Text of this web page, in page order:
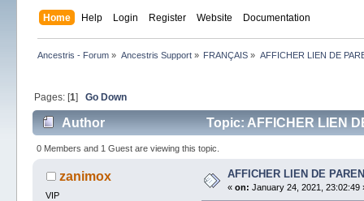
Home Help Login Register Website Documentation
Ancestris - Forum » Ancestris Support» FRANÇAIS » AFFICHER LIEN DE
Pages: [1] Go Down
Author Topic: AFFICHER LIEN
0 Members and 1 Guest are viewing this topic.
zanimox
VIP
AFFICHER LIEN DE
«on: January 24, 2021, 23:02:49